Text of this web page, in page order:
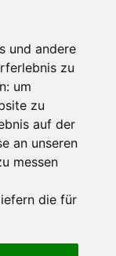
und andere
zu
um
zu
auf der
an unseren
messen
die für
Android - Ein